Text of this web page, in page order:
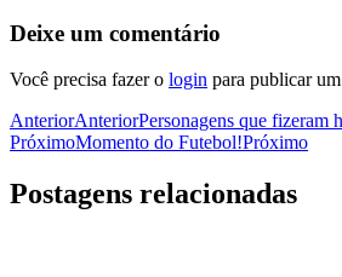
Deixe um comentário
Você precisa fazer o login para publicar
AnteriorAnteriorPersonagens que fizeram
PróximoMomento do Futebol!Próximo
Postagens relacionadas